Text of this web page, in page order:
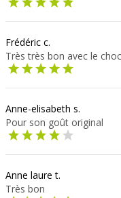
Frédéric c.
Très très bon avec le
Anne-elisabeth s.
Pour son goût original
Anne laure t.
Très bon